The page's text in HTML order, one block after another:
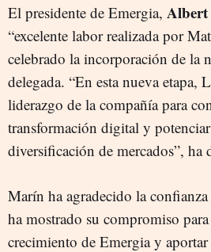
El presidente de Emergia, Albert
“excelente labor realizada por
celebrado la incorporación de la
delegada. “En esta nueva etapa,
liderazgo de la compañía para
transformación digital y
diversificación de mercados”, ha
Marín ha agradecido la
ha mostrado su compromiso
crecimiento de Emergia y